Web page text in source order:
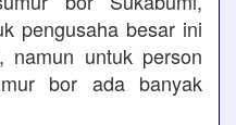
pengusaha besar ini
namun untuk person
bor ada banyak